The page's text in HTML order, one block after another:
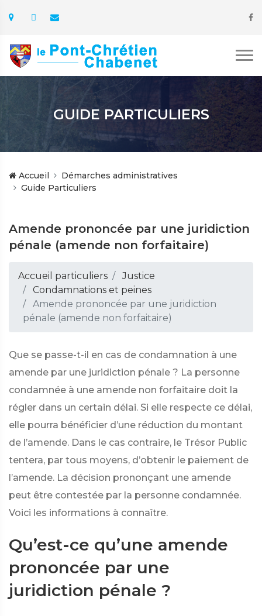
GUIDE PARTICULIERS
Accueil
Démarches administratives
Guide Particuliers
Amende prononcée par une juridiction
pénale (amende non forfaitaire)
Accueil particuliers
Justice
Condamnations et peines
Amende prononcée par une juridiction
pénale (amende non forfaitaire)
Que se passe-t-il en cas de condamnation à une
amende par une juridiction pénale ? La personne
condamnée à une amende non forfaitaire doit la
régler dans un certain délai. Si elle respecte ce délai,
elle pourra bénéficier d’une réduction du montant
de l’amende. Dans le cas contraire, le Trésor Public
tentera, par tous moyens, d’obtenir le paiement de
l’amende. La décision prononçant une amende
peut être contestée par la personne condamnée.
Voici les informations à connaître.
Qu’est-ce qu’une amende
prononcée par une
juridiction pénale ?